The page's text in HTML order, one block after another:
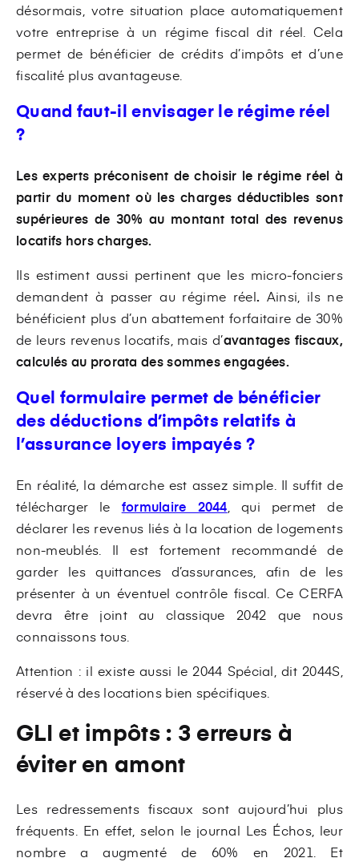
désormais, votre situation place automatiquement
votre entreprise à un régime fiscal dit réel. Cela
permet de bénéficier de crédits d’impôts et d’une
fiscalité plus avantageuse.
Quand faut-il envisager le régime réel
?
Les experts préconisent de choisir le régime réel à
partir du moment où les charges déductibles sont
supérieures de 30% au montant total des revenus
locatifs hors charges.
Ils estiment aussi pertinent que les micro-fonciers
demandent à passer au régime réel. Ainsi, ils ne
bénéficient plus d’un abattement forfaitaire de 30%
de leurs revenus locatifs, mais d’avantages fiscaux,
calculés au prorata des sommes engagées.
Quel formulaire permet de bénéficier
des déductions d’impôts relatifs à
l’assurance loyers impayés ?
En réalité, la démarche est assez simple. Il suffit de
télécharger le formulaire 2044, qui permet de
déclarer les revenus liés à la location de logements
non-meublés. Il est fortement recommandé de
garder les quittances d’assurances, afin de les
présenter à un éventuel contrôle fiscal. Ce CERFA
devra être joint au classique 2042 que nous
connaissons tous.
Attention : il existe aussi le 2044 Spécial, dit 2044S,
réservé à des locations bien spécifiques.
GLI et impôts : 3 erreurs à
éviter en amont
Les redressements fiscaux sont aujourd’hui plus
fréquents. En effet, selon le journal Les Échos, leur
nombre a augmenté de 60% en 2021. Et